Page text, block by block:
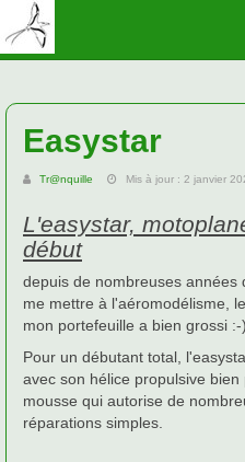
Easystar
Tr@nquille Mis à jour : 2 janvier
L'easystar,
début
depuis de nombreuses années
me mettre à l'aéromodélisme,
mon portefeuille a bien grossi :-)
Pour un débutant total,
avec son hélice propulsive
mousse qui autorise de
réparations simples.